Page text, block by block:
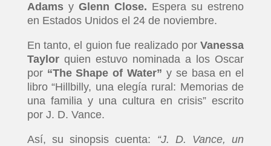
Adamsy Glenn Close. Espera su estreno
en Estados Unidos el 24 de noviembre.
En tanto, el guion fue realizado porVanessa
Taylor quien estuvo nominada a los Oscar
por “The Shape of Water” y se basa en el
libro “Hillbilly, una elegía rural: Memorias de
una familia y una cultura en crisis” escrito
por J. D. Vance.
Así, su sinopsis cuenta: “J. D. Vance, un